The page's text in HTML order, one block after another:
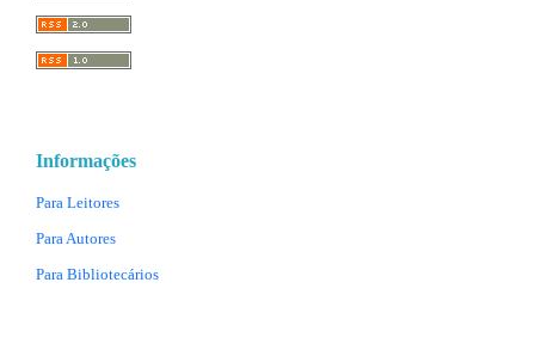
Informações
Para Leitores
Para Autores
Para Bibliotecários